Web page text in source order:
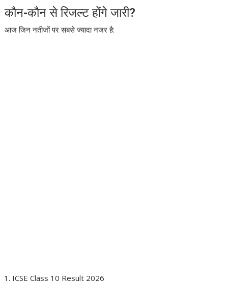
कौन-कौन से रिजल्ट होंगे जारी?
आज जिन नतीजों पर सबसे ज्यादा नजर है:
ICSE Class 10 Result 2026